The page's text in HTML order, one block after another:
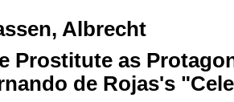
Albrecht
Prostitute as
de Rojas's